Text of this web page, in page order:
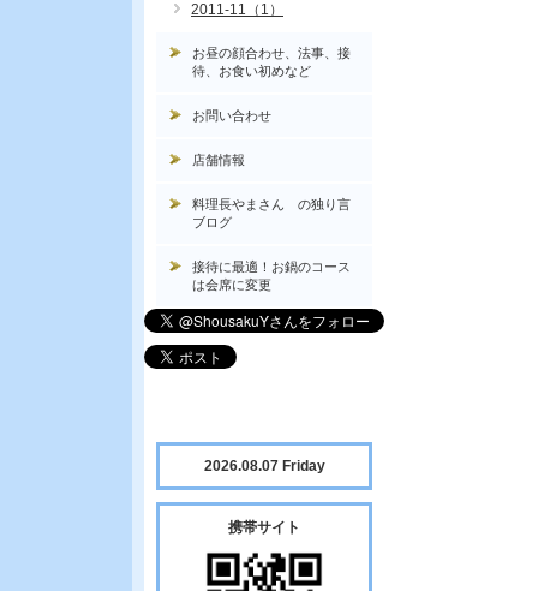
2011-11（1）
お昼の顔合わせ、法事、接
待、お食い初めなど
お問い合わせ
店舗情報
料理長やまさん の独り言
ブログ
接待に最適！お鍋のコース
は会席に変更
2026.08.07 Friday
携帯サイト